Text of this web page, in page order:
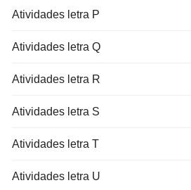
Atividades letra P
Atividades letra Q
Atividades letra R
Atividades letra S
Atividades letra T
Atividades letra U